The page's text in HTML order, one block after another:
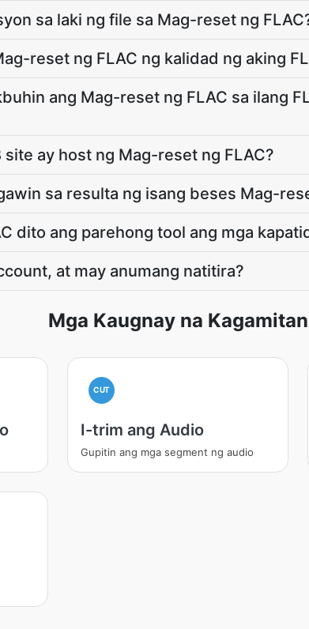
sa laki ng file sa Mag-reset ng
reset ng FLAC ng kalidad ng aking
ang Mag-reset ng FLAC sa ilang
site ay host ng Mag-reset ng FLAC?
sa resulta ng isang beses Mag-
dito ang parehong tool ang mga
at may anumang natitira?
Mga Kaugnay na Kagamitan
CUT
I-trim ang Audio
Gupitin ang mga segment ng audio